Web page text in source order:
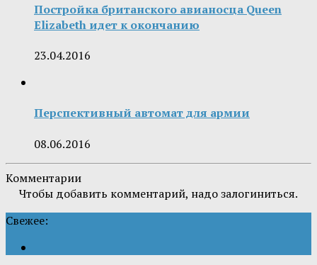
Постройка британского авианосца Queen
Elizabeth идет к окончанию
23.04.2016
Перспективный автомат для армии
08.06.2016
Комментарии
Чтобы добавить комментарий, надо залогиниться.
Свежее: